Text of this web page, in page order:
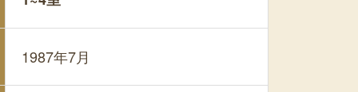
1987年7月